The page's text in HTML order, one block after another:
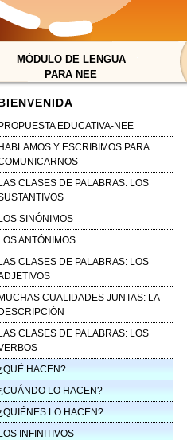
MÓDULO DE LENGUA
PARA NEE
PROPUESTA EDUCATIVA-NEE
HABLAMOS Y ESCRIBIMOS PARA
LAS CLASES DE PALABRAS: LOS
LOS SINÓNIMOS
LOS ANTÓNIMOS
LAS CLASES DE PALABRAS: LOS
MUCHAS CUALIDADES JUNTAS: LA
DESCRIPCIÓN
LAS CLASES DE PALABRAS: LOS
HACEN?
LO HACEN?
LO HACEN?
LOS INFINITIVOS